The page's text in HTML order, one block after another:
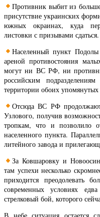
Противник выбит из
присутствие украинских
южных окраинах, куда
листовки с призывами сдаться.
Населенный пункт
ареной противостояния
могут ни ВС РФ, ни
российским
территории обоих
Отсюда ВС РФ
Узлового, получив
тропкам, что и позволило
населенного пункта.
литейного завода и
За Ковшаровку и
там успехи несколько
приходится преодолевать
современных условиях
стрелковый бой, которого